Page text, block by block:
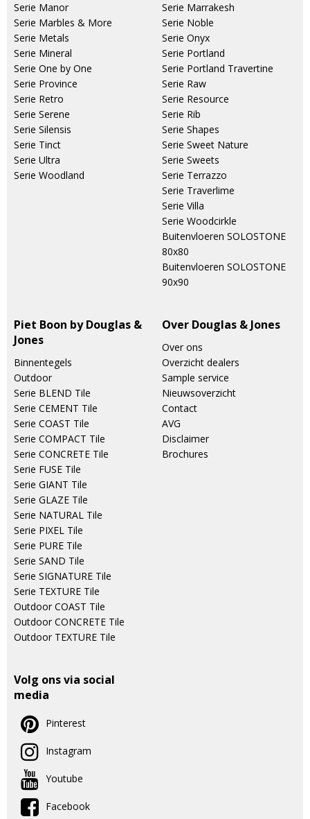
Serie Manor
Serie Marbles & More
Serie Metals
Serie Mineral
Serie One by One
Serie Province
Serie Retro
Serie Serene
Serie Silensis
Serie Tinct
Serie Ultra
Serie Woodland
Serie Marrakesh
Serie Noble
Serie Onyx
Serie Portland
Serie Portland Travertine
Serie Raw
Serie Resource
Serie Rib
Serie Shapes
Serie Sweet Nature
Serie Sweets
Serie Terrazzo
Serie Traverlime
Serie Villa
Serie Woodcirkle
Buitenvloeren SOLOSTONE
80x80
Buitenvloeren SOLOSTONE
90x90
Piet Boon by Douglas &
Jones
Binnentegels
Outdoor
Serie BLEND Tile
Serie CEMENT Tile
Serie COAST Tile
Serie COMPACT Tile
Serie CONCRETE Tile
Serie FUSE Tile
Serie GIANT Tile
Serie GLAZE Tile
Serie NATURAL Tile
Serie PIXEL Tile
Serie PURE Tile
Serie SAND Tile
Serie SIGNATURE Tile
Serie TEXTURE Tile
Outdoor COAST Tile
Outdoor CONCRETE Tile
Outdoor TEXTURE Tile
Over Douglas & Jones
Over ons
Overzicht dealers
Sample service
Nieuwsoverzicht
Contact
AVG
Disclaimer
Brochures
Volg ons via social
media
Pinterest
Instagram
Youtube
Facebook